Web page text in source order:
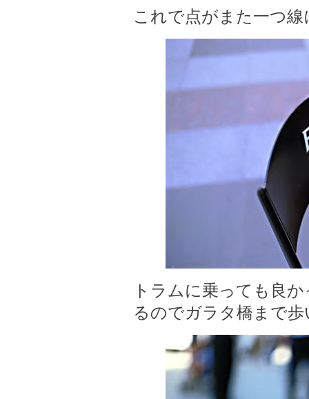
これで点がまた一つ
トラムに乗っても良
るのでガラタ橋まで